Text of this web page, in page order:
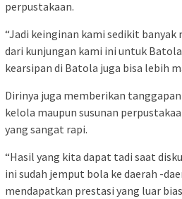
perpustakaan.
“Jadi keinginan kami sedikit
dari kunjungan kami ini untuk
kearsipan di Batola juga bisa lebih
Dirinya juga memberikan
kelola maupun susunan
yang sangat rapi.
“Hasil yang kita dapat tadi saat
ini sudah jemput bola ke daerah -
mendapatkan prestasi yang luar